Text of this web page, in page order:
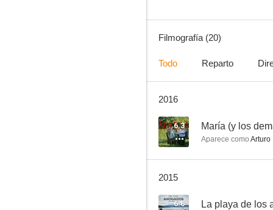
--
Filmografía (20)
Todo Reparto
2016
6.3 María (y los
Aparece como Arturo
2015
6.6 La playa de los